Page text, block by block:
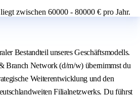
zwischen 60000 - 80000 € pro Jahr.
Bestandteil unseres Geschäftsmodells.
Branch Network (d/m/w) übernimmst du
Weiterentwicklung und den
Filialnetzwerks. Du führst